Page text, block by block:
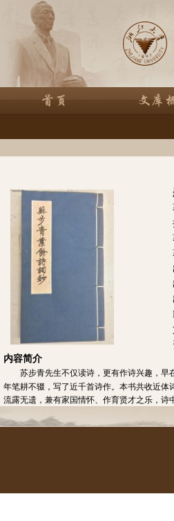
内容简介
苏步青先生不仅读诗，更有作诗兴趣，
年笔耕不辍，写了近千首诗作。本书共收近体
流露无遗，兼有家国情怀、作育贤才之乐，